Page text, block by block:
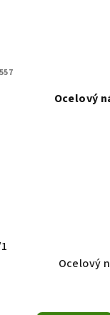
Ocelový
Ocelový